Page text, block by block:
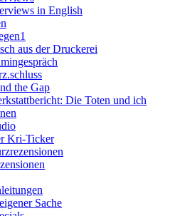
in English
aus der Druckerei
the Gap
Die Toten und ich
Kri-Ticker
Sache